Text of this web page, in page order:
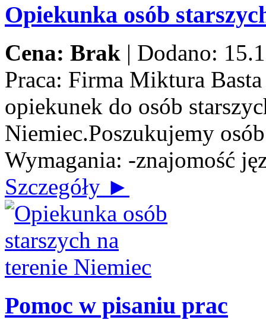
Opiekunka osób
Cena: Brak | Dodano:
Praca: Firma Miktura
opiekunek do osób
Niemiec.Poszukujemy
Wymagania: -znajomość
Szczegóły ►
Pomoc w pisaniu prac